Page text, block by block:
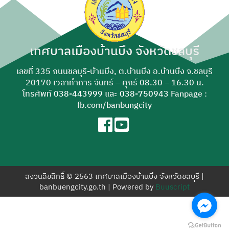
สำหรับ:
เทศบาลเมืองบ้านบึง จังหวัดชลบุรี
เลขที่ 335 ถนนชลบุรี-บ้านบึง, ต.บ้านบึง อ.บ้านบึง จ.ชลบุรี
20170 เวลาทำการ จันทร์ – ศุกร์ 08.30 – 16.30 น.
โทรศัพท์038-443999 และ 038-750943 Fanpage :
fb.com/banbungcity
สงวนลิขสิทธิ์ © 2563 เทศบาลเมืองบ้านบึง จังหวัดชลบุรี |
banbuengcity.go.th | Powered by Buuscript